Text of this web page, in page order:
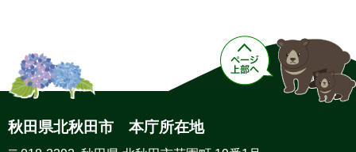
秋田県北秋田市 本庁所在地